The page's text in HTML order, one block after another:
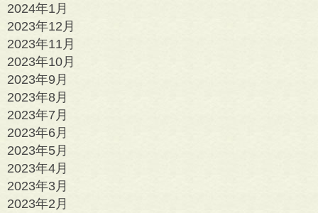
2024年1月
2023年12月
2023年11月
2023年10月
2023年9月
2023年8月
2023年7月
2023年6月
2023年5月
2023年4月
2023年3月
2023年2月